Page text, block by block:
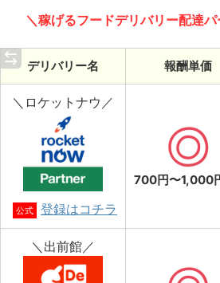
＼稼げるフードデリバリー配達
デリバリー名 報酬単価
＼ロケットナウ／
公式 登録はコチラ
700円〜1,000
＼出前館／